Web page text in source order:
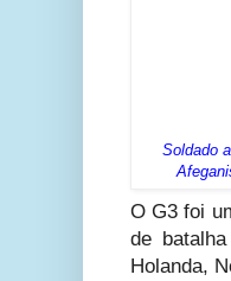
Soldado
O G3 foi
de
Holanda,